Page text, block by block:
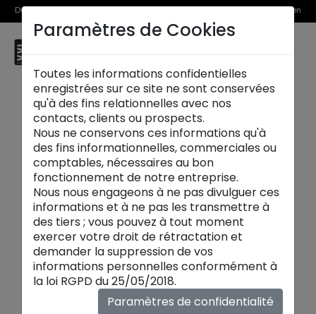
Du 1er au 31 août, découvrez >> nos Offres Spéciales et l’Offre Reprise en
magasin
Du 1er au 31 août, on vous rachète
votre ancien meuble ou canapé
jusqu’à 2000€ !
Paramètres de Cookies
Toutes les informations confidentielles
enregistrées sur ce site ne sont conservées
qu'à des fins relationnelles avec nos
contacts, clients ou prospects.
Nous ne conservons ces informations qu'à
des fins informationnelles, commerciales ou
comptables, nécessaires au bon
fonctionnement de notre entreprise.
Nous nous engageons à ne pas divulguer ces
informations et à ne pas les transmettre à
des tiers ; vous pouvez à tout moment
exercer votre droit de rétractation et
demander la suppression de vos
informations personnelles conformément à
la loi RGPD du 25/05/2018.
Paramètres de confidentialité